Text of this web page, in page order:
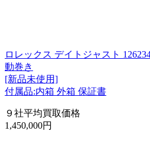
ロレックス デイトジャスト
動巻き
[新品未使用]
付属品:内箱 外箱 保証書
９社平均買取価格
1,450,000円